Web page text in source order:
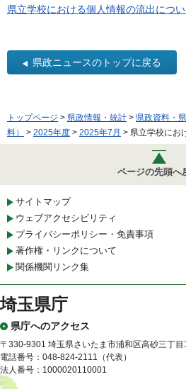
県立学校における個人情報の流出につい
県政ニュースのトップに戻る
トップページ > 県政情報・統計 > 県政資料・
料）
> 2025年度 > 2025年7月 > 県立学校にお
ページの先頭へ
サイトマップ
ウェブアクセシビリティ
プライバシーポリシー・免責事項
著作権・リンクについて
関係機関リンク集
埼玉県庁
県庁へのアクセス
〒330-9301 埼玉県さいたま市浦和区高砂三丁
電話番号：048-824-2111（代表）
法人番号：1000020110001